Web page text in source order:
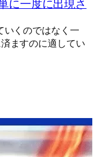
に一度に出現さ
いくのではなく一
ますのに適してい